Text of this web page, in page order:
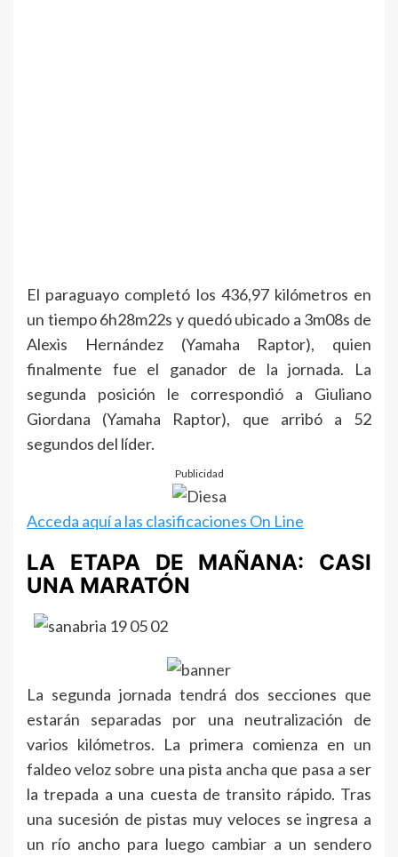
El paraguayo completó los 436,97 kilómetros en
un tiempo 6h28m22s y quedó ubicado a 3m08s de
Alexis Hernández (Yamaha Raptor), quien
finalmente fue el ganador de la jornada. La
segunda posición le correspondió a Giuliano
Giordana (Yamaha Raptor), que arribó a 52
segundos del líder.
Publicidad
Acceda aquí a las clasificaciones On Line
LA ETAPA DE MAÑANA: CASI
UNA MARATÓN
La segunda jornada tendrá dos secciones que
estarán separadas por una neutralización de
varios kilómetros. La primera comienza en un
faldeo veloz sobre una pista ancha que pasa a ser
la trepada a una cuesta de transito rápido. Tras
una sucesión de pistas muy veloces se ingresa a
un río ancho para luego cambiar a un sendero